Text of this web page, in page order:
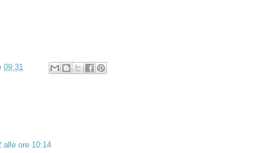
09:31
alle ore 10:14